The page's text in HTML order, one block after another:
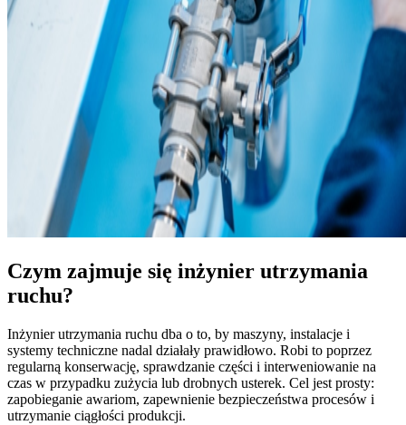
Czym zajmuje się inżynier utrzymania
ruchu?
Inżynier utrzymania ruchu dba o to, by maszyny, instalacje i
systemy techniczne nadal działały prawidłowo. Robi to poprzez
regularną konserwację, sprawdzanie części i interweniowanie na
czas w przypadku zużycia lub drobnych usterek. Cel jest prosty:
zapobieganie awariom, zapewnienie bezpieczeństwa procesów i
utrzymanie ciągłości produkcji.